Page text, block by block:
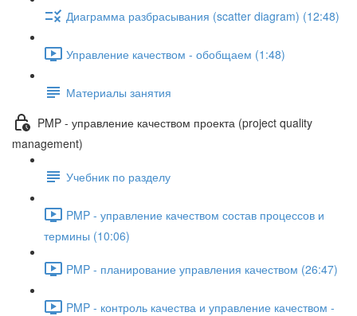
Диаграмма разбрасывания (scatter diagram) (12:48)
Управление качеством - обобщаем (1:48)
Материалы занятия
PMP - управление качеством проекта (project quality
management)
Учебник по разделу
PMP - управление качеством состав процессов и
термины (10:06)
PMP - планирование управления качеством (26:47)
PMP - контроль качества и управление качеством -